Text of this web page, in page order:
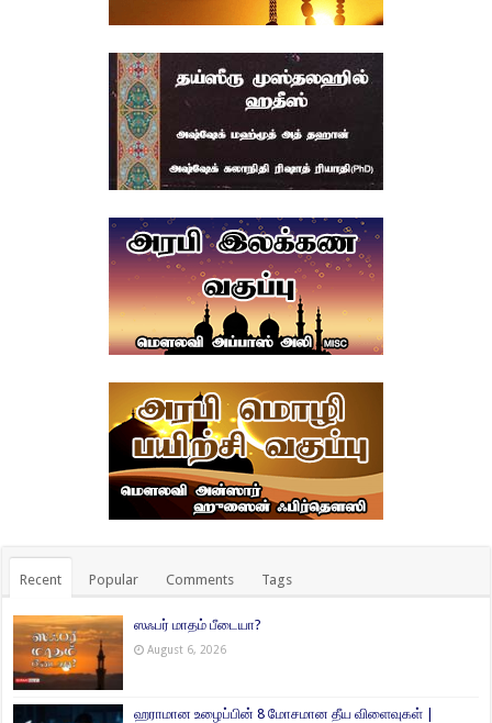
Recent Popular Comments Tags
ஸஃபர் மாதம் பீடையா?
August 6, 2026
ஹராமான உழைப்பின் 8 மோசமான தீய விளைவுகள் |